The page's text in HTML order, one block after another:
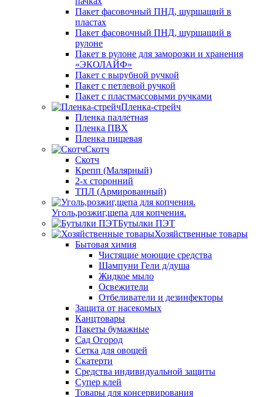
Пакет фасовочный ПНД, шуршащий в
пластах
Пакет фасовочный ПНД, шуршащий в
рулоне
Пакет в рулоне для заморозки и хранения
«ЭКОЛАЙФ»
Пакет с вырубной ручкой
Пакет с петлевой ручкой
Пакет с пластмассовыми ручками
Пленка-стрейч
Пленка паллетная
Пленка ПВХ
Пленка пищевая
Скотч
Скотч
Крепп (Малярный)
2-х сторонний
ТПЛ (Армированный)
Уголь,розжиг,щепа для копчения.
Бутылки ПЭТ
Хозяйственные товары
Бытовая химия
Чистящие моющие средства
Шампуни Гели д/душа
Жидкое мыло
Освежители
Отбеливатели и дезинфекторы
Защита от насекомых
Канцтовары
Пакеты бумажные
Сад Огород
Сетка для овощей
Скатерти
Средства индивидуальной защиты
Супер клей
Товары для консервирования